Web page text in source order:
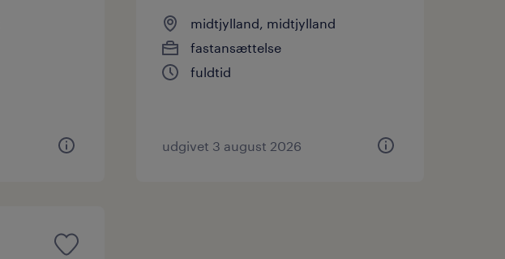
midtjylland, midtjylland
fastansættelse
fuldtid
udgivet 3 august 2026